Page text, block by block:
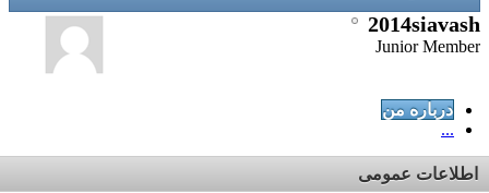
2014siavash
Junior Member
درباره من
...
اطلاعات عمومی